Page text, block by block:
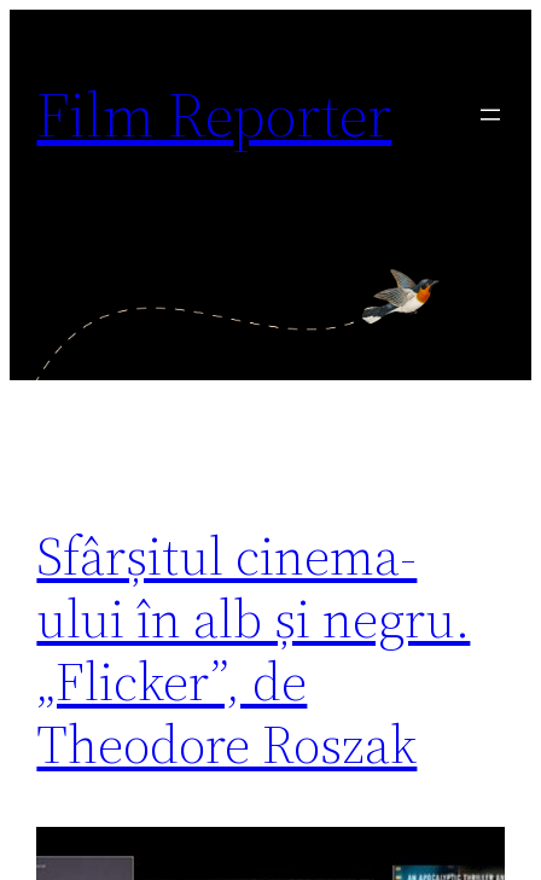
conținut
Film Reporter
Sfârșitul cinema-
ului în alb și negru.
„Flicker”, de
Theodore Roszak